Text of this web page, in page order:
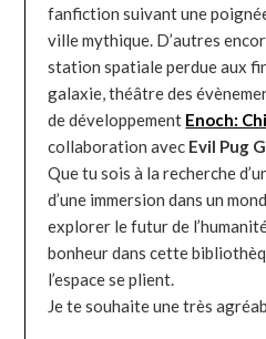
fanfiction suivant une
ville mythique. D’autres
station spatiale perdue aux
galaxie, théâtre des
de développement Enoch:
collaboration avec Evil Pug
Que tu sois à la recherche
d’une immersion dans un
explorer le futur de
bonheur dans cette
l’espace se plient.
Je te souhaite une très